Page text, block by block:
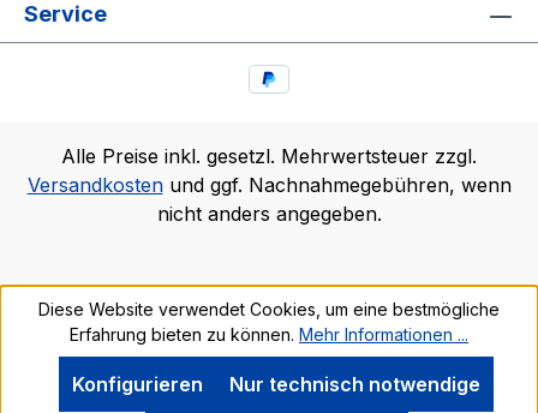
Service
Alle Preise inkl. gesetzl. Mehrwertsteuer zzgl.
Versandkostenund ggf. Nachnahmegebühren, wenn
nicht anders angegeben.
Diese Website verwendet Cookies, um eine bestmögliche
Erfahrung bieten zu können. Mehr Informationen ...
Nur technisch notwendige
Konfigurieren